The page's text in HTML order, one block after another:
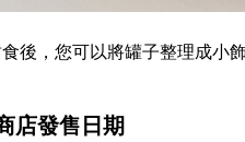
後，您可以將罐子整理成小
店發售日期